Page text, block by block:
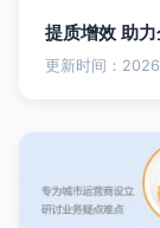
提质增效 助
更新时间：